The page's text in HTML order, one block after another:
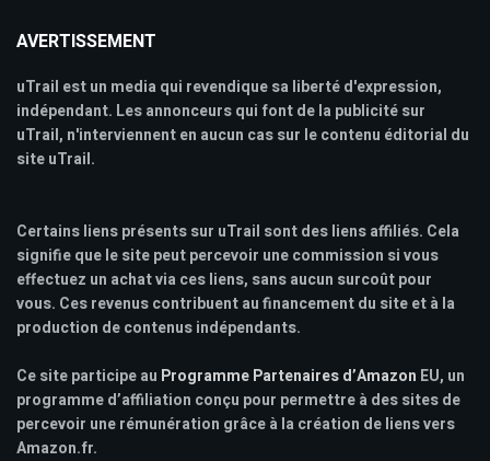
AVERTISSEMENT
uTrail est un media qui revendique sa liberté d'expression,
indépendant. Les annonceurs qui font de la publicité sur
uTrail, n'interviennent en aucun cas sur le contenu éditorial du
site uTrail.
Certains liens présents sur uTrail sont des liens affiliés. Cela
signifie que le site peut percevoir une commission si vous
effectuez un achat via ces liens, sans aucun surcoût pour
vous. Ces revenus contribuent au financement du site et à la
production de contenus indépendants.
Ce site participe au Programme Partenaires d’Amazon EU, un
programme d’affiliation conçu pour permettre à des sites de
percevoir une rémunération grâce à la création de liens vers
Amazon.fr.